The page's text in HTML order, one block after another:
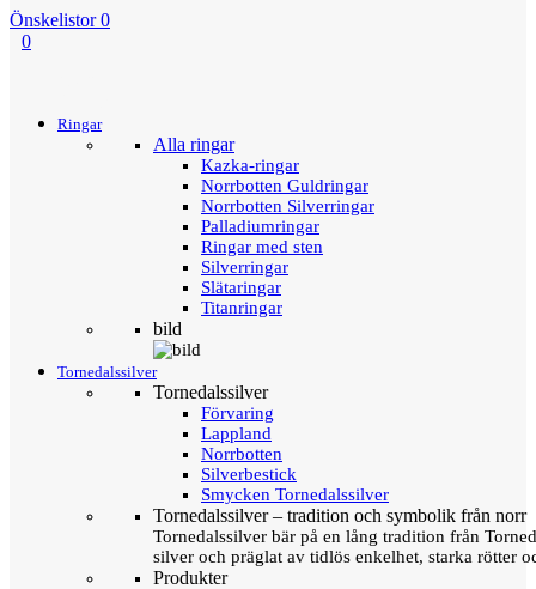
Önskelistor 0
0
Ringar
Alla ringar
Kazka-ringar
Norrbotten Guldringar
Norrbotten Silverringar
Palladiumringar
Ringar med sten
Silverringar
Slätaringar
Titanringar
bild
Tornedalssilver
Tornedalssilver
Förvaring
Lappland
Norrbotten
Silverbestick
Smycken Tornedalssilver
Tornedalssilver – tradition och symbolik från norr
Tornedalssilver bär på en lång tradition från
silver och präglat av tidlös enkelhet, starka rötter
Produkter